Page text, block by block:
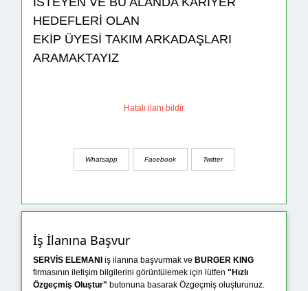
HEDEFLERİ OLAN
EKİP ÜYESİ TAKIM ARKADAŞLARI
ARAMAKTAYIZ
Hatalı ilanı bildir
Whatsapp Facebook Twitter
İş İlanına Başvur
SERVİS ELEMANI iş ilanına başvurmak ve BURGER KING
firmasının iletişim bilgilerini görüntülemek için lütfen "Hızlı
Özgeçmiş Oluştur" butonuna basarak Özgeçmiş oluşturunuz.